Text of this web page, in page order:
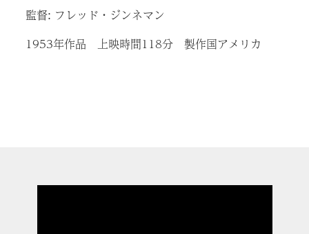
監督: フレッド・ジンネマン
1953年作品 上映時間118分 製作国アメリカ